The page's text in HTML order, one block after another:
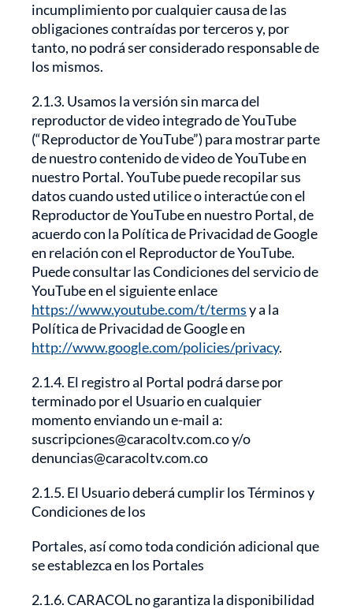
incumplimiento por cualquier causa de las
obligaciones contraídas por terceros y, por
tanto, no podrá ser considerado responsable de
los mismos.
2.1.3. Usamos la versión sin marca del
reproductor de video integrado de YouTube
(“Reproductor de YouTube”) para mostrar parte
de nuestro contenido de video de YouTube en
nuestro Portal. YouTube puede recopilar sus
datos cuando usted utilice o interactúe con el
Reproductor de YouTube en nuestro Portal, de
acuerdo con la Política de Privacidad de Google
en relación con el Reproductor de YouTube.
Puede consultar las Condiciones del servicio de
YouTube en el siguiente enlace
https://www.youtube.com/t/termsy a la
Política de Privacidad de Google en
http://www.google.com/policies/privacy.
2.1.4. El registro al Portal podrá darse por
terminado por el Usuario en cualquier
momento enviando un e-mail a:
suscripciones@caracoltv.com.co y/o
denuncias@caracoltv.com.co
2.1.5. El Usuario deberá cumplir los Términos y
Condiciones de los
Portales, así como toda condición adicional que
se establezca en los Portales
2.1.6. CARACOL no garantiza la disponibilidad